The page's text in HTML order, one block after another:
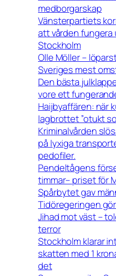
medborgarskap
Vänsterpartiets
att vården fungera
Stockholm
Olle Möller –
Sveriges mest
Den bästa
vore ett
Haijbyaffären: när
lagbrottet ”otukt
Kriminalvården
på lyxiga
pedofiler.
Pendeltågens
timmar– priset för
Spårbytet gav
Tidöregeringen
Jihad mot väst –
terror
Stockholm klarar
skatten med 1
det